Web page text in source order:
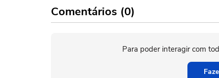
Comentários (0)
Para poder interagir com